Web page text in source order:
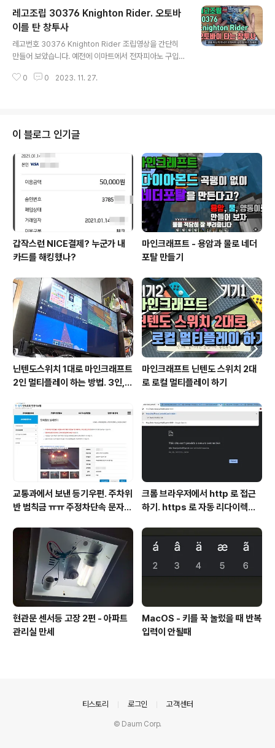
없이 모두들 성공적으로 양궁 체험을 할 수 있었습니다. 둘
째가 초등학교 3학년으로 어려서 조금 걱정하셨던 것 같은
데 둘째도 잘 해낼 수 있었습니다. 저는 제일 왼쪽 자리였는
데요. 잘한다고 하시면서 과녁을 1m 더 뒤로 옮겨 주었습
니다. 활에 달려있는 조준기도 6m에 맞게 조정해 주었습
니다. 양궁 활에 대해 아는 게 거의 없었는데, 이번 체험을
레고조립 30376 Knighton Rider. 오토바
이를 탄 창투사
레고번호 30376 Knighton Rider 조립영상을 간단히
만들어 보았습니다. 예전에 이마트에서 전자피아노 구입
건데 방향을 잘못 맞추는 등의 실수를 해서 생각보다 오래
0 0 2023. 11. 27.
이 블로그 인기글
갑작스런 NICE결제? 누군가 내
카드를 해킹했나?
마인크래프트 - 용암과 물로 네더
포탈 만들기
닌텐도스위치 1대로 마인크래프트
2인 멀티플레이 하는 방법. 3인, 4
마인크래프트 닌텐도 스위치 2대
로 로컬 멀티플레이 하기
교통과에서 보낸 등기우편. 주차위
반 범칙금 ㅠㅠ 주정차단속 문자알
크롬 브라우저에서 http 로 접근
하기. https 로 자동 리다이렉트
현관문 센서등 고장 2편 - 아파트
관리실 만세
MacOS - 키를 꾹 눌렀을 때 반복
입력이 안될때
티스토리 로그인 고객센터
© Daum Corp.